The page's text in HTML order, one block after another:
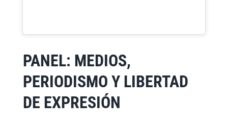
PANEL: MEDIOS,
PERIODISMO Y LIBERTAD
DE EXPRESIÓN